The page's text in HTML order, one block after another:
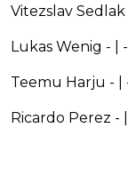
Vitezslav
Lukas Wenig - |
Teemu Harju - |
Ricardo Perez -